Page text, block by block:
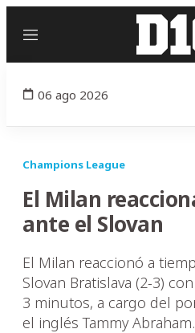
Menú
06 ago 2026
Champions League
El Milan
ante el Slovan
El Milan reaccionó a
Slovan Bratislava (2-3)
3 minutos, a cargo del
el inglés Tammy Abraham.